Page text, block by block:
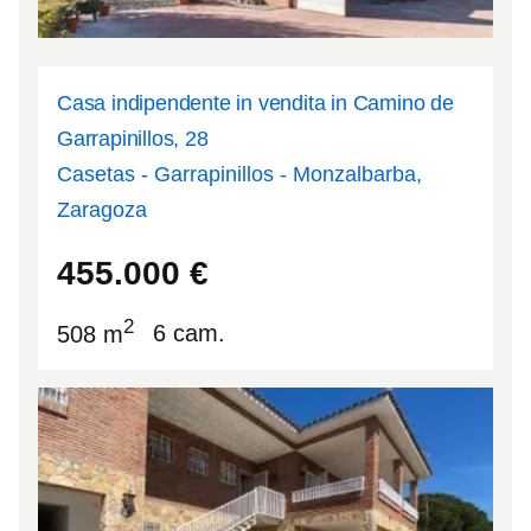
Casa indipendente in vendita in Camino de
Garrapinillos, 28
Casetas - Garrapinillos - Monzalbarba,
Zaragoza
455.000 €
508 m2 6 cam.